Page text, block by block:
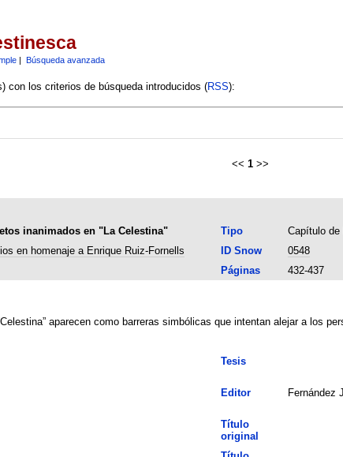
| Búsqueda avanzada
con los criterios de búsqueda introducidos (RSS):
<< 1 >>
inanimados en "La Celestina" Tipo
Capítulo de
en homenaje a Enrique Ruiz-Fornells ID Snow
0548
Páginas
432-437
aparecen como barreras simbólicas que intentan alejar a los
Tesis
Editor
Título
original